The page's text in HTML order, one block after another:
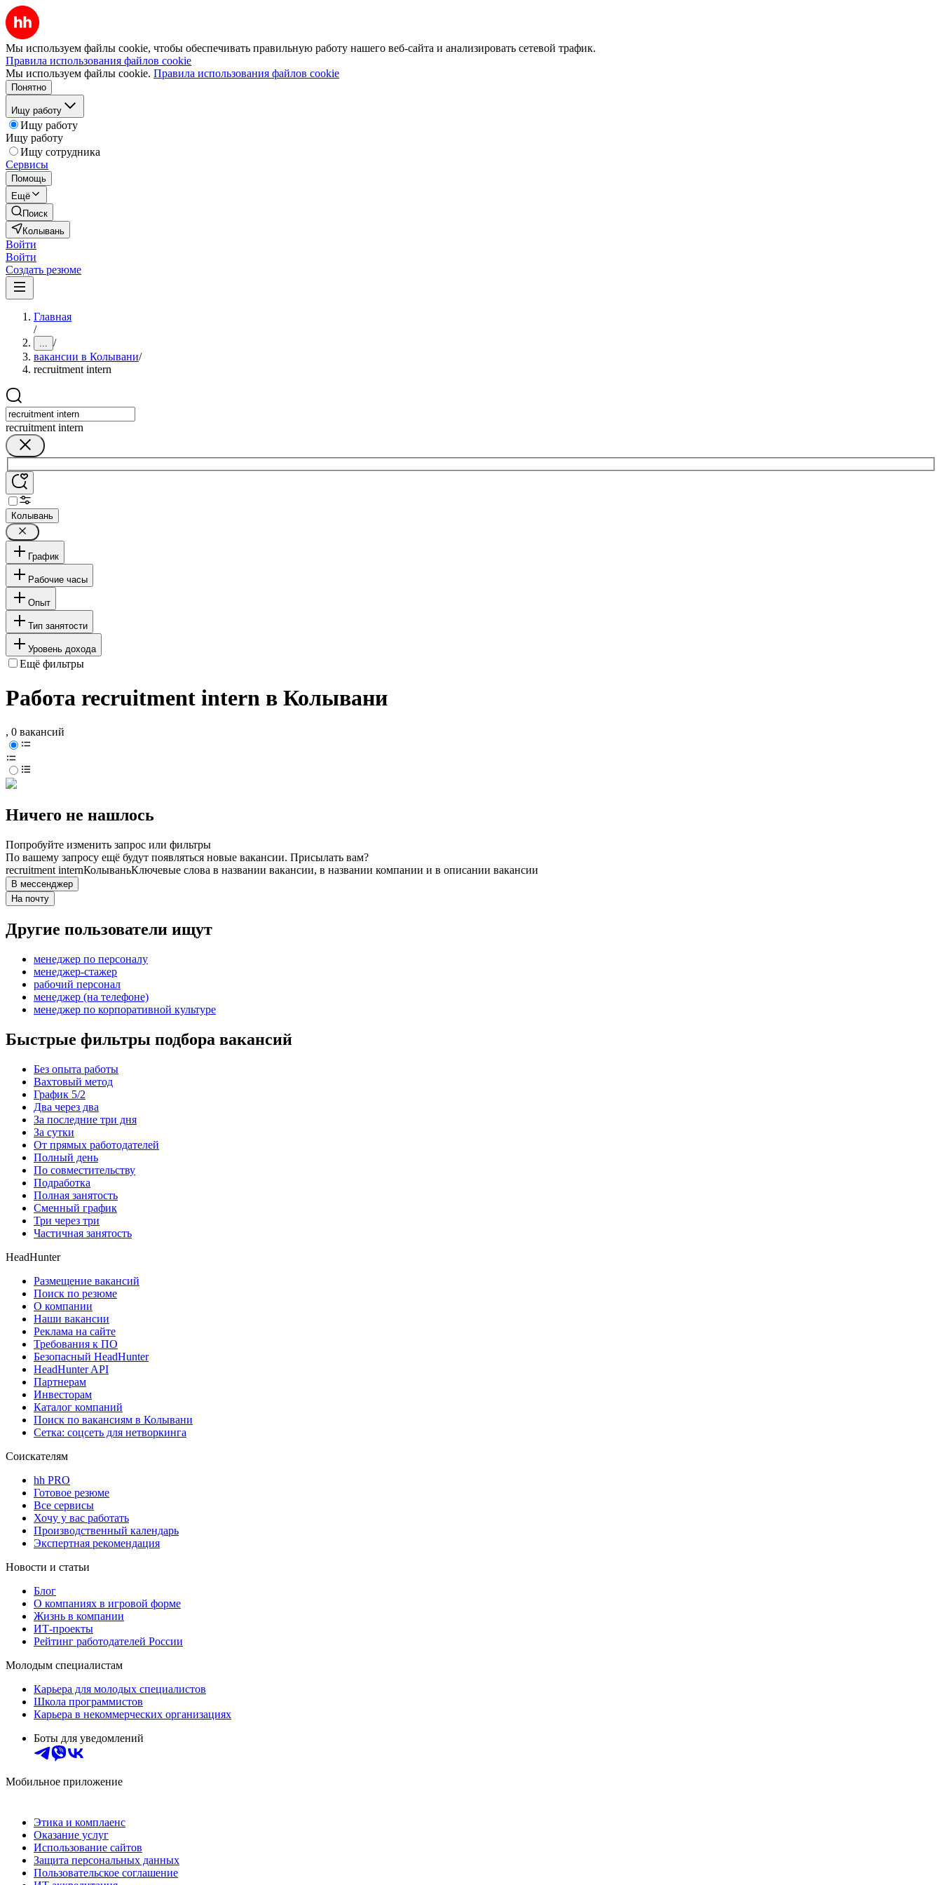
Мы используем файлы cookie, чтобы обеспечивать правильную работу нашего веб-сайта и анализировать сетевой трафик.
Правила использования файлов cookie
Мы используем файлы cookie. Правила использования файлов cookie
Понятно
Ищу работу
Ищу работу
Ищу работу
Ищу сотрудника
Сервисы
Помощь
Ещё
Поиск
Колывань
Войти
Войти
Создать резюме
Главная
/
... /
вакансии в Колывани/
recruitment intern
recruitment intern
Колывань
График
Рабочие часы
Опыт
Тип занятости
Уровень дохода
Ещё фильтры
Работа recruitment intern в Колывани
, 0 вакансий
Ничего не нашлось
Попробуйте изменить запрос или фильтры
По вашему запросу ещё будут появляться новые вакансии. Присылать вам?
recruitment internКолываньКлючевые слова в названии вакансии, в названии компании и в описании вакансии
В мессенджер
На почту
Другие пользователи ищут
менеджер по персоналу
менеджер-стажер
рабочий персонал
менеджер (на телефоне)
менеджер по корпоративной культуре
Быстрые фильтры подбора вакансий
Без опыта работы
Вахтовый метод
График 5/2
Два через два
За последние три дня
За сутки
От прямых работодателей
Полный день
По совместительству
Подработка
Полная занятость
Сменный график
Три через три
Частичная занятость
HeadHunter
Размещение вакансий
Поиск по резюме
О компании
Наши вакансии
Реклама на сайте
Требования к ПО
Безопасный HeadHunter
HeadHunter API
Партнерам
Инвесторам
Каталог компаний
Поиск по вакансиям в Колывани
Сетка: соцсеть для нетворкинга
Соискателям
hh PRO
Готовое резюме
Все сервисы
Хочу у вас работать
Производственный календарь
Экспертная рекомендация
Новости и статьи
Блог
О компаниях в игровой форме
Жизнь в компании
ИТ-проекты
Рейтинг работодателей России
Молодым специалистам
Карьера для молодых специалистов
Школа программистов
Карьера в некоммерческих организациях
Боты для уведомлений
Мобильное приложение
Этика и комплаенс
Оказание услуг
Использование сайтов
Защита персональных данных
Пользовательское соглашение